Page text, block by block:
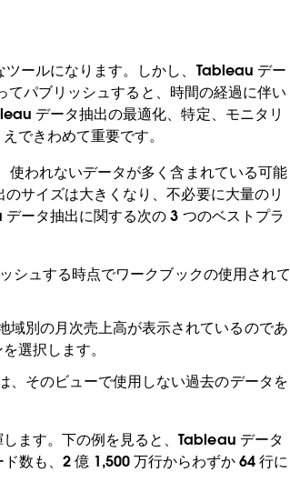
ールになります。しかし、Tableau デー
パブリッシュすると、時間の経過に伴い
データ抽出の最適化、特定、モニタリ
できわめて重要です。
われないデータが多く含まれている可能
サイズは大きくなり、不必要に大量のリ
ータ抽出に関する次の 3 つのベストプラ
シュする時点でワークブックの使用されて
域別の月次売上高が表示されているのであ
選択します。
、そのビューで使用しない過去のデータを
ます。下の例を見ると、Tableau データ
数も、2 億 1,500 万行からわずか 64 行に